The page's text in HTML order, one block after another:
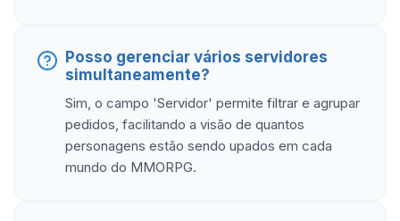
Posso gerenciar vários servidores
simultaneamente?
Sim, o campo 'Servidor' permite filtrar e agrupar
pedidos, facilitando a visão de quantos
personagens estão sendo upados em cada
mundo do MMORPG.